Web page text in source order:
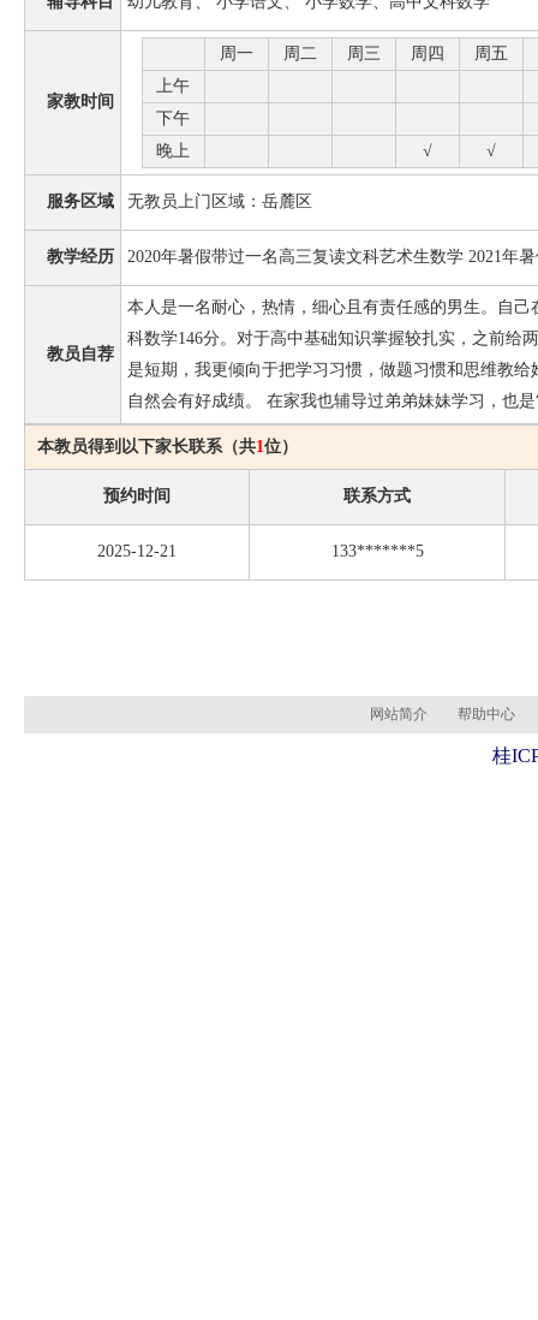
家教时间
周一 周二 周三 周四 周五
上午
下午
晚上
√ √
服务区域 无教员上门区域：岳麓区
教学经历 2020年暑假带过一名高三复读文科艺术生数学 2021年
教员自荐
本人是一名耐心，热情，细心且有责任感的男生。自
科数学146分。对于高中基础知识掌握较扎实，之前给
是短期，我更倾向于把学习习惯，做题习惯和思维教
自然会有好成绩。 在家我也辅导过弟弟妹妹学习，也是
本教员得到以下家长联系（共1位）
预约时间 联系方式
2025-12-21 133*******5
网站简介 帮助中心
桂